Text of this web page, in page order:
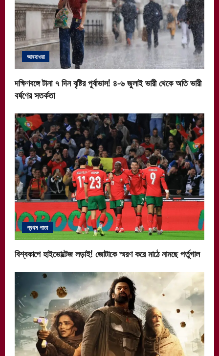
আবহাওয়া
দক্ষিণবঙ্গে টানা ৭ দিন বৃষ্টির পূর্বাভাস! ৪-৬ জুলাই ভারী থেকে অতি ভারী
বর্ষণের সতর্কতা
প্রথম পাতা
বিশ্বকাপে হাইভোল্টেজ লড়াই! জোটাকে স্মরণ করে মাঠে নামছে পর্তুগাল